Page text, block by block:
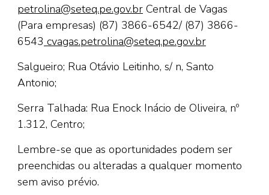
petrolina@seteq.pe.gov.br Central de Vagas
(Para empresas) (87) 3866-6542/ (87) 3866-
6543 cvagas.petrolina@seteq.pe.gov.br
Salgueiro; Rua Otávio Leitinho, s/ n, Santo
Antonio;
Serra Talhada: Rua Enock Inácio de Oliveira, nº
1.312, Centro;
Lembre-se que as oportunidades podem ser
preenchidas ou alteradas a qualquer momento
sem aviso prévio.